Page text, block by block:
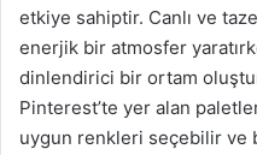
etkiye sahiptir. Canlı ve
enerjik bir atmosfer
dinlendirici bir ortam
Pinterest’te yer alan
uygun renkleri seçebilir ve